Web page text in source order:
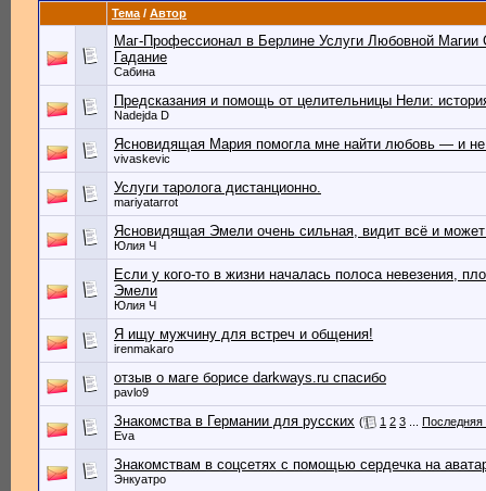
Тема / Автор
Маг-Профессионал в Берлине Услуги Любовной Магии
Гадание
Сабина
Предсказания и помощь от целительницы Нели:
Nadejda D
Ясновидящая Мария помогла мне найти любовь — и не
vivaskevic
Услуги таролога дистанционно.
mariyatarrot
Ясновидящая Эмели очень сильная, видит всё и может
Юлия Ч
Если у кого-то в жизни началась полоса невезения,
Эмели
Юлия Ч
Я ищу мужчину для встреч и общения!
irenmakaro
отзыв о маге борисе darkways.ru спасибо
pavlo9
Знакомства в Германии для русских ( 1 2 3
Последняя
Eva
Знакомствам в соцсетях с помощью сердечка на
Энкуатро